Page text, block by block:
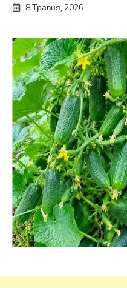
8 Травня, 2026